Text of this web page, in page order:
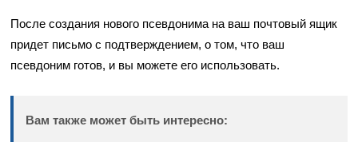
После создания нового псевдонима на ваш почтовый ящик
придет письмо с подтверждением, о том, что ваш
псевдоним готов, и вы можете его использовать.
Вам также может быть интересно: